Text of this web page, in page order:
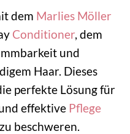
dem Marlies Möller
Conditioner, dem
und
Haar. Dieses
perfekte Lösung für
effektive Pflege
beschweren.